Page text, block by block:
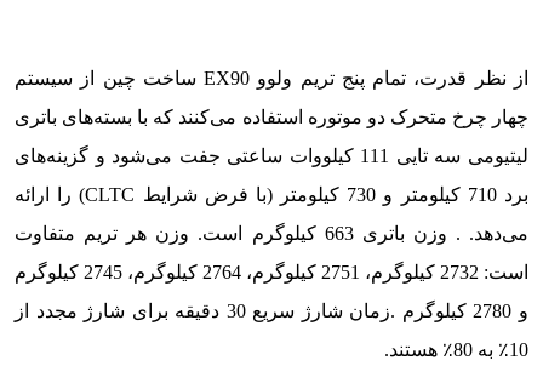
از نظر قدرت، تمام پنج تریم ولوو EX90 ساخت چین از سیستم
چهار چرخ متحرک دو موتوره استفاده می‌کنند که با بسته‌های باتری
لیتیومی سه تایی 111 کیلووات ساعتی جفت می‌شود و گزینه‌های
برد 710 کیلومتر و 730 کیلومتر (با فرض شرایط CLTC) را ارائه
می‌دهد. . وزن باتری 663 کیلوگرم است. وزن هر تریم متفاوت
است: 2732 کیلوگرم، 2751 کیلوگرم، 2764 کیلوگرم، 2745 کیلوگرم
و 2780 کیلوگرم .زمان شارژ سریع 30 دقیقه برای شارژ مجدد از
10٪ به 80٪ هستند.